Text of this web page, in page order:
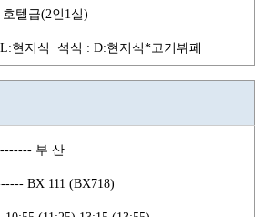
텔급(2인1실)
현지식 석식 : D:현지식*고기뷔페
부 산
BX 111 (BX718)